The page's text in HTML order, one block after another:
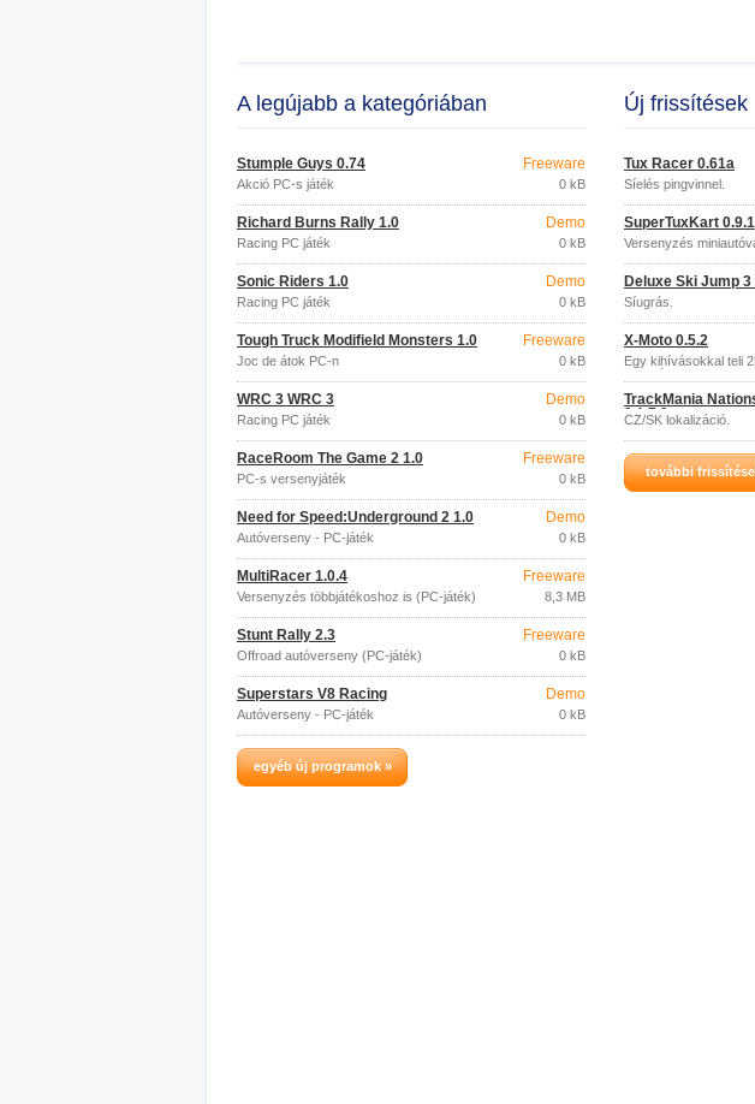
A legújabb a kategóriában
Stumple Guys 0.74
Akció PC-s játék
Freeware
0 kB
Richard Burns Rally 1.0
Racing PC játék
Demo
0 kB
Sonic Riders 1.0
Racing PC játék
Demo
0 kB
Tough Truck Modifield Monsters 1.0
Joc de átok PC-n
Freeware
0 kB
WRC 3 WRC 3
Racing PC játék
Demo
0 kB
RaceRoom The Game 2 1.0
PC-s versenyjáték
Freeware
0 kB
Need for Speed:Underground 2 1.0
Autóverseny - PC-játék
Demo
0 kB
MultiRacer 1.0.4
Versenyzés többjátékoshoz is (PC-játék)
Freeware
8,3 MB
Stunt Rally 2.3
Offroad autóverseny (PC-játék)
Freeware
0 kB
Superstars V8 Racing
Autóverseny - PC-játék
Demo
0 kB
egyéb új programok »
Új frissítések
Tux Racer 0.61a
Síelés pingvinnel.
SuperTuxKart 0.9.1
Versenyzés
Deluxe Ski Jump 3
Síugrás.
X-Moto 0.5.2
Egy kihívásokkal teli
a fizikára helyezve a
TrackMania
0.1.7.9
CZ/SK lokalizáció.
további